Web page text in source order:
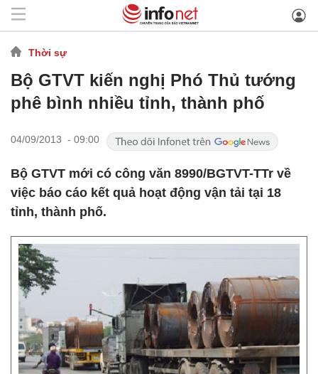
Thời sự
Bộ GTVT kiến nghị Phó Thủ tướng
phê bình nhiều tỉnh, thành phố
04/09/2013 - 09:00
Bộ GTVT mới có công văn 8990/BGTVT-TTr về
việc báo cáo kết quả hoạt động vận tải tại 18
tỉnh, thành phố.